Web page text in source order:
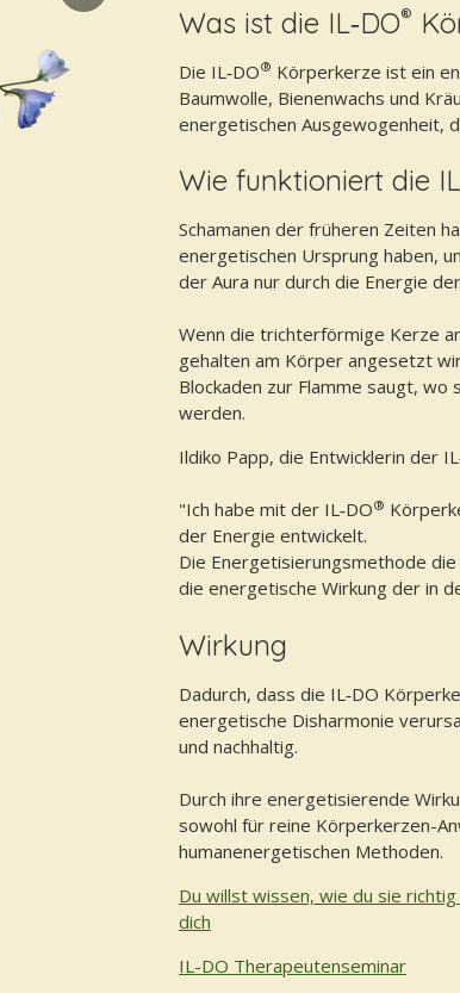
Was ist die IL‑DO®
Die IL‑DO® Körperkerze ist ein
Baumwolle, Bienenwachs und
energetischen Ausgewogenheit,
Wie funktioniert die
Schamanen der früheren Zeiten
energetischen Ursprung haben,
der Aura nur durch die Energie
Wenn die trichterförmige Kerze
gehalten am Körper angesetzt
Blockaden zur Flamme saugt,
werden.
Ildiko Papp, die Entwicklerin der
"Ich habe mit der IL‑DO®
der Energie entwickelt.
Die Energetisierungsmethode
die energetische Wirkung der in
Wirkung
Dadurch, dass die IL‑DO
energetische Disharmonie
und nachhaltig.
Durch ihre energetisierende
sowohl für reine Körperkerzen-
humanenergetischen Methoden.
Du willst wissen, wie du sie
dich
IL-DO Therapeutenseminar